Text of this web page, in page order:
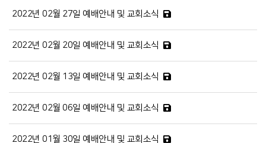
2022년 02월 27일 예배안내 및 교회소식
2022년 02월 20일 예배안내 및 교회소식
2022년 02월 13일 예배안내 및 교회소식
2022년 02월 06일 예배안내 및 교회소식
2022년 01월 30일 예배안내 및 교회소식